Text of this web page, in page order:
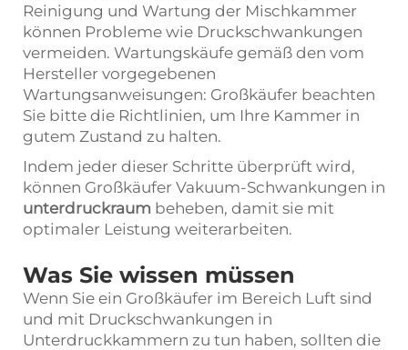
Reinigung und Wartung der Mischkammer
können Probleme wie Druckschwankungen
vermeiden. Wartungskäufe gemäß den vom
Hersteller vorgegebenen
Wartungsanweisungen: Großkäufer beachten
Sie bitte die Richtlinien, um Ihre Kammer in
gutem Zustand zu halten.
Indem jeder dieser Schritte überprüft wird,
können Großkäufer Vakuum-Schwankungen in
unterdruckraum beheben, damit sie mit
optimaler Leistung weiterarbeiten.
Was Sie wissen müssen
Wenn Sie ein Großkäufer im Bereich Luft sind
und mit Druckschwankungen in
Unterdruckkammern zu tun haben, sollten die